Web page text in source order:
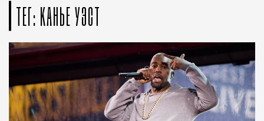
ТЕГ: КАНЬЕ УЭСТ